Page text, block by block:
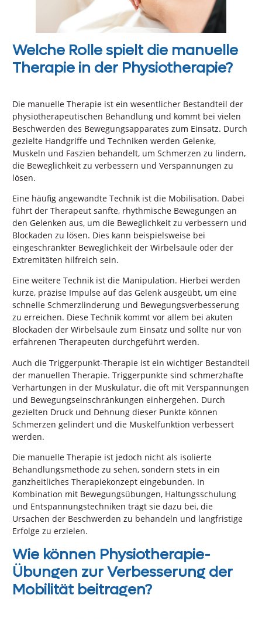
Welche Rolle spielt die manuelle
Therapie in der Physiotherapie?
Die manuelle Therapie ist ein wesentlicher Bestandteil der
physiotherapeutischen Behandlung und kommt bei vielen
Beschwerden des Bewegungsapparates zum Einsatz. Durch
gezielte Handgriffe und Techniken werden Gelenke,
Muskeln und Faszien behandelt, um Schmerzen zu lindern,
die Beweglichkeit zu verbessern und Verspannungen zu
lösen.
Eine häufig angewandte Technik ist die Mobilisation. Dabei
führt der Therapeut sanfte, rhythmische Bewegungen an
den Gelenken aus, um die Beweglichkeit zu verbessern und
Blockaden zu lösen. Dies kann beispielsweise bei
eingeschränkter Beweglichkeit der Wirbelsäule oder der
Extremitäten hilfreich sein.
Eine weitere Technik ist die Manipulation. Hierbei werden
kurze, präzise Impulse auf das Gelenk ausgeübt, um eine
schnelle Schmerzlinderung und Bewegungsverbesserung
zu erreichen. Diese Technik kommt vor allem bei akuten
Blockaden der Wirbelsäule zum Einsatz und sollte nur von
erfahrenen Therapeuten durchgeführt werden.
Auch die Triggerpunkt-Therapie ist ein wichtiger Bestandteil
der manuellen Therapie. Triggerpunkte sind schmerzhafte
Verhärtungen in der Muskulatur, die oft mit Verspannungen
und Bewegungseinschränkungen einhergehen. Durch
gezielten Druck und Dehnung dieser Punkte können
Schmerzen gelindert und die Muskelfunktion verbessert
werden.
Die manuelle Therapie ist jedoch nicht als isolierte
Behandlungsmethode zu sehen, sondern stets in ein
ganzheitliches Therapiekonzept eingebunden. In
Kombination mit Bewegungsübungen, Haltungsschulung
und Entspannungstechniken trägt sie dazu bei, die
Ursachen der Beschwerden zu behandeln und langfristige
Erfolge zu erzielen.
Wie können Physiotherapie-
Übungen zur Verbesserung der
Mobilität beitragen?